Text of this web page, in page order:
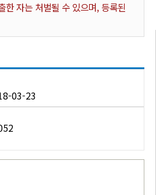
자는 처벌될 수 있으며, 등록된
03-23